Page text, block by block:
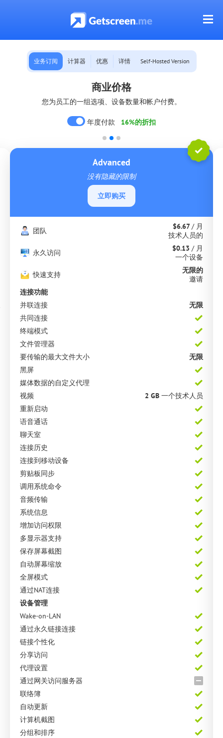
业务订阅 计算器 优惠 详情 Self-Hosted Version
商业价格
您为员工的一组选项、设备数量和帐户付费。
年度付款 16%的折扣
Advanced
没有隐藏的限制
立即购买
团队 $6.67 / 月
技术人员的
永久访问
$0.13 / 月
一个设备
快速支持
无限的
邀请
连接功能
并联连接
无限
共同连接
终端模式
文件管理器
要传输的最大文件大小
无限
黑屏
媒体数据的自定义代理
视频
2 GB 一个技术人员
重新启动
语音通话
聊天室
连接历史
连接到移动设备
剪贴板同步
调用系统命令
音频传输
系统信息
增加访问权限
多显示器支持
保存屏幕截图
自动屏幕缩放
全屏模式
通过NAT连接
设备管理
Wake-on-LAN
通过永久链接连接
链接个性化
分享访问
代理设置
通过网关访问服务器
联络簿
自动更新
计算机截图
分组和排序